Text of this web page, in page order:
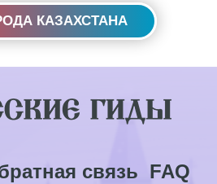
КАЗАХСТАНА
связь FAQ